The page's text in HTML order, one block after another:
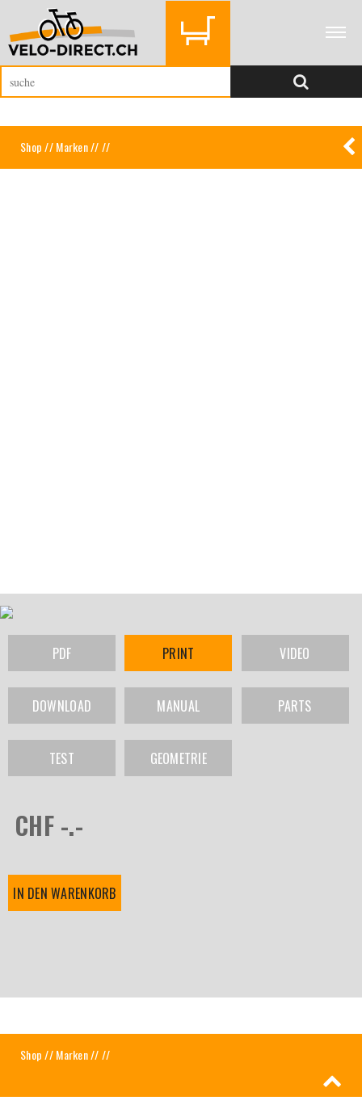
Shop//Marken////
PDF PRINT VIDEO
DOWNLOAD MANUAL PARTS
TEST GEOMETRIE
CHF -.-
IN DEN WARENKORB
Shop//Marken////